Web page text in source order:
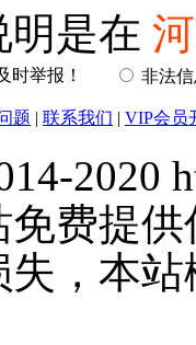
明是在
时举报！ 非法
题 | 联系我们 | VIP会员
2020
费提
，本